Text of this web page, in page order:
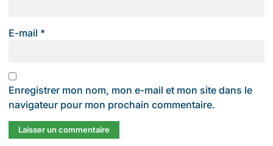
E-mail *
Enregistrer mon nom, mon e-mail et mon site dans le
navigateur pour mon prochain commentaire.